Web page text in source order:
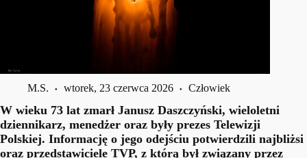
M.S. wtorek, 23 czerwca 2026 Człowiek
W wieku 73 lat zmarł Janusz Daszczyński, wieloletni
dziennikarz, menedżer oraz były prezes Telewizji
Polskiej. Informację o jego odejściu potwierdzili najbliżsi
oraz przedstawiciele TVP, z którą był związany przez